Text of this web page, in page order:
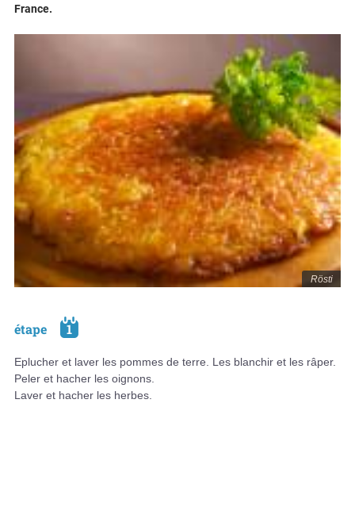
Rösti
France.
étape 1
Eplucher et laver les pommes de terre. Les blanchir et les râper.
Peler et hacher les oignons.
Laver et hacher les herbes.